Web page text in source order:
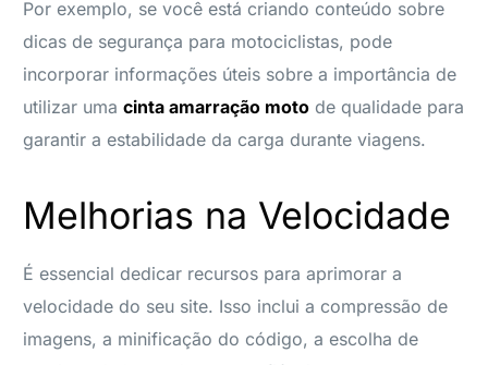
Por exemplo, se você está criando conteúdo sobre
dicas de segurança para motociclistas, pode
incorporar informações úteis sobre a importância de
utilizar umacinta amarração moto de qualidade para
garantir a estabilidade da carga durante viagens.
Melhorias na Velocidade
É essencial dedicar recursos para aprimorar a
velocidade do seu site. Isso inclui a compressão de
imagens, a minificação do código, a escolha de